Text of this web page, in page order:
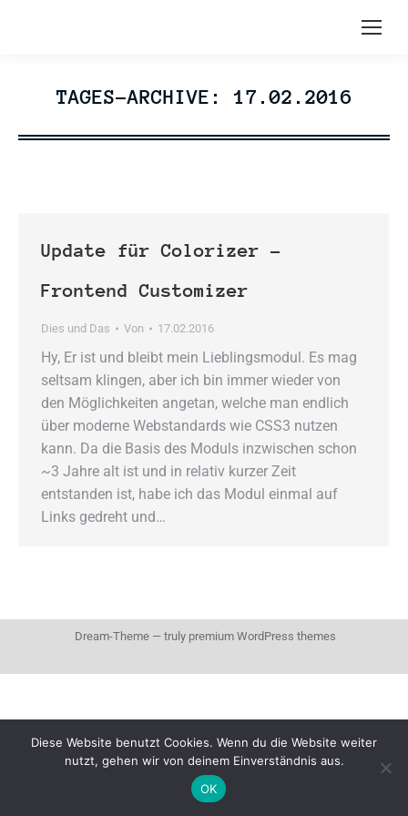
TAGES-ARCHIVE: 17.02.2016
Update für Colorizer –
Frontend Customizer
Dies und Das Von 17.02.2016
Hy, Er ist und bleibt mein Lieblingsmodul. Es mag
seltsam klingen, aber ich bin immer wieder von
den Möglichkeiten angetan, welche man endlich
über moderne Webstandards wie CSS3 nutzen
kann. Da die Basis des Moduls inzwischen schon
~3 Jahre alt ist und in relativ kurzer Zeit
entstanden ist, habe ich das Modul einmal auf
Links gedreht und…
Dream-Theme — truly premium WordPress themes
Diese Website benutzt Cookies. Wenn du die Website weiter
nutzt, gehen wir von deinem Einverständnis aus.
OK